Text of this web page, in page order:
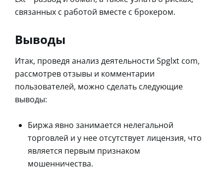
связанных с работой вместе с брокером.
Выводы
Итак, проведя анализ деятельности Spglxt com,
рассмотрев отзывы и комментарии
пользователей, можно сделать следующие
выводы:
Биржа явно занимается нелегальной
торговлей и у нее отсутствует лицензия, что
является первым признаком
мошенничества.